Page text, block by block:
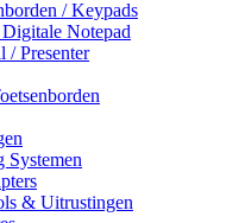
/ Keypads
Notepad
/ Presenter
Systemen
& Uitrustingen